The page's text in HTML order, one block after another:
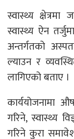
स्वास्थ्य
स्वास्थ्य ऐन
अन्तर्गतको
ल्याउन र
लागिएको बताए ।
कार्ययोजनामा
गरिने, स्वास्थ्य
गरिने कुरा